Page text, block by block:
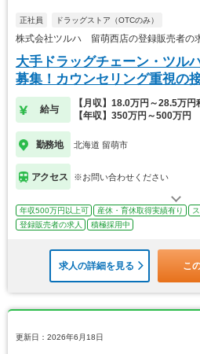
正社員 ドラッグストア（OTCのみ）
株式会社ツルハ 留萌西店の登録販売者の
大手ドラッグチェーン・ツル
募集！カウンセリング重視の
給与
【月収】18.0万円～28.5万円
【年収】350万円～500万円
勤務地 北海道 留萌市
アクセス ※お問い合わせください
年収500万円以上可 産休・育休取得実績有り
登録販売者の求人
積極採用中
求人の詳細を見る こ
更新日：2026年6月18日